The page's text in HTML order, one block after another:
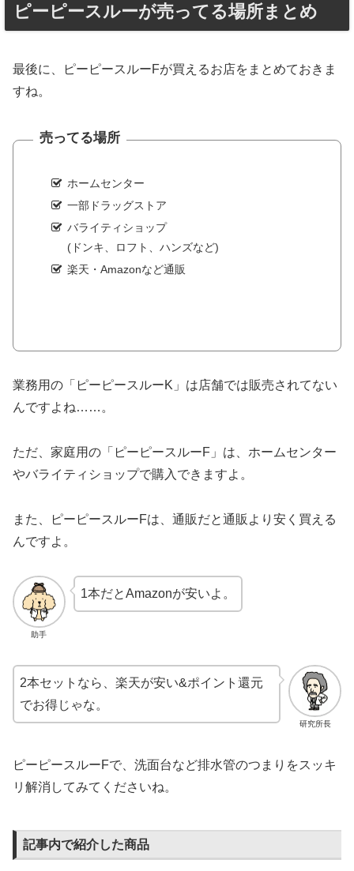
ピーピースルーが売ってる場所まとめ
最後に、ピーピースルーFが買えるお店をまとめておきま
すね。
売ってる場所
ホームセンター
一部ドラッグストア
バライティショップ
(ドンキ、ロフト、ハンズなど)
楽天・Amazonなど通販
業務用の「ピーピースルーK」は店舗では販売されてない
んですよね……。
ただ、家庭用の「ピーピースルーF」は、ホームセンター
やバライティショップで購入できますよ。
また、ピーピースルーFは、通販だと通販より安く買える
んですよ。
助手
1本だとAmazonが安いよ。
研究所長
2本セットなら、楽天が安い&ポイント還元
でお得じゃな。
ピーピースルーFで、洗面台など排水管のつまりをスッキ
リ解消してみてくださいね。
記事内で紹介した商品